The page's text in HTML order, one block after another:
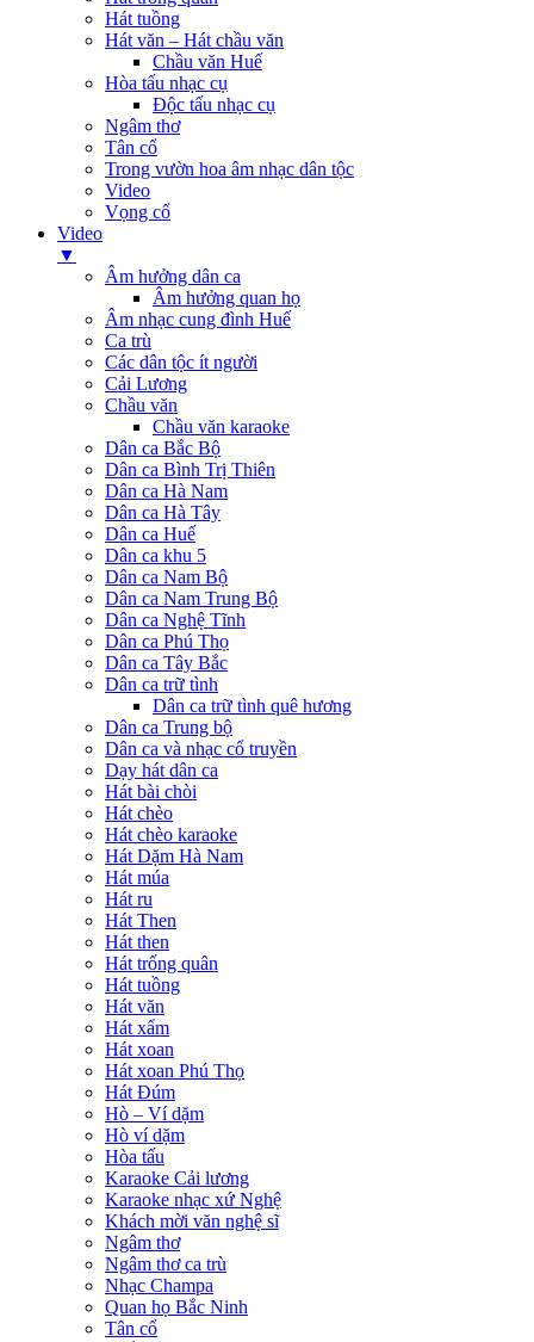
Hát tuồng
Hát văn – Hát chầu văn
Chầu văn Huế
Hòa tấu nhạc cụ
Độc tấu nhạc cụ
Ngâm thơ
Tân cổ
Trong vườn hoa âm nhạc dân tộc
Video
Vọng cổ
Video
▼
Âm hưởng dân ca
Âm hưởng quan họ
Âm nhạc cung đình Huế
Ca trù
Các dân tộc ít người
Cải Lương
Chầu văn
Chầu văn karaoke
Dân ca Bắc Bộ
Dân ca Bình Trị Thiên
Dân ca Hà Nam
Dân ca Hà Tây
Dân ca Huế
Dân ca khu 5
Dân ca Nam Bộ
Dân ca Nam Trung Bộ
Dân ca Nghệ Tĩnh
Dân ca Phú Thọ
Dân ca Tây Bắc
Dân ca trữ tình
Dân ca trữ tình quê hương
Dân ca Trung bộ
Dân ca và nhạc cổ truyền
Dạy hát dân ca
Hát bài chòi
Hát chèo
Hát chèo karaoke
Hát Dặm Hà Nam
Hát múa
Hát ru
Hát Then
Hát then
Hát trống quân
Hát tuồng
Hát văn
Hát xẩm
Hát xoan
Hát xoan Phú Thọ
Hát Đúm
Hò – Ví dặm
Hò ví dặm
Hòa tấu
Karaoke Cải lương
Karaoke nhạc xứ Nghệ
Khách mời văn nghệ sĩ
Ngâm thơ
Ngâm thơ ca trù
Nhạc Champa
Quan họ Bắc Ninh
Tân cổ